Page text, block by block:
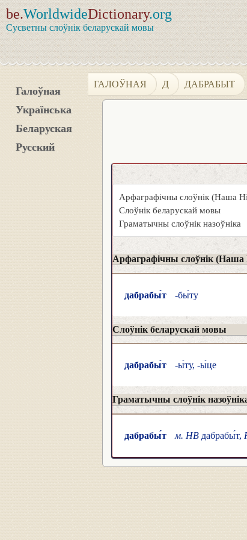
be.WorldwideDictionary.org
Сусветны слоўнік беларускай мовы
Галоўная
Українська
Беларуская
Русский
ГАЛОЎНАЯ Д ДАБРАБЫТ
Арфаграфічны слоўнік (Наша
Слоўнік беларускай мовы
Граматычны слоўнік назоўніка
Арфаграфічны слоўнік (Наша
дабрабы́т -бы́ту
Слоўнік беларускай мовы
дабрабы́т -ы́ту, -ы́це
Граматычны слоўнік
дабрабы́т м. НВ дабрабы́т,